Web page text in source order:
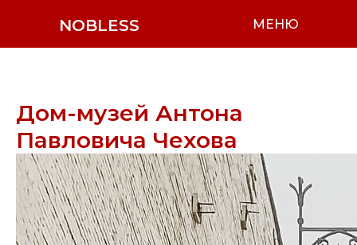
NOBLESS МЕНЮ
Дом-музей Антона
Павловича Чехова